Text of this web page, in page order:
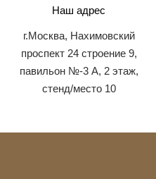
Наш адрес
г.Москва, Нахимовский
проспект 24 строение 9,
павильон №-3 А, 2 этаж,
стенд/место 10